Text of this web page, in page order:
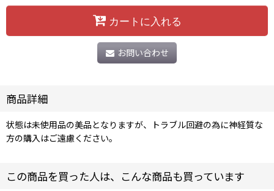
カートに入れる
お問い合わせ
商品詳細
状態は未使用品の美品となりますが、トラブル回避の為に神経質な
方の購入はご遠慮ください。
この商品を買った人は、こんな商品も買っています